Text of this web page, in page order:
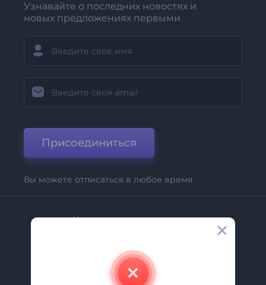
Узнавайте о последних новостях и
новых предложениях первыми
Присоединиться
Вы можете отписаться в любое время
Компания
Свяжитесь С Нами